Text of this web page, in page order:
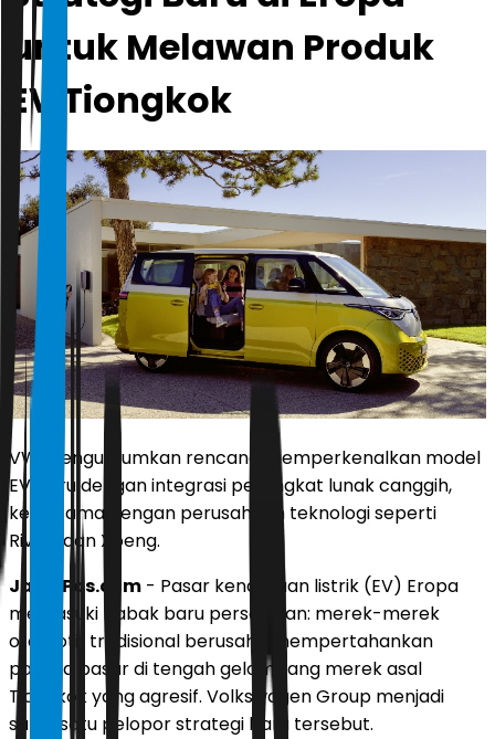
untuk Melawan Produk
EV Tiongkok
VW mengumumkan rencana memperkenalkan model
EV baru dengan integrasi perangkat lunak canggih,
kerja sama dengan perusahaan teknologi seperti
Rivian dan Xpeng.
JawaPos.com - Pasar kendaraan listrik (EV) Eropa
memasuki babak baru persaingan: merek-merek
otomotif tradisional berusaha mempertahankan
pangsa pasar di tengah gelombang merek asal
Tiongkok yang agresif. Volkswagen Group menjadi
salah satu pelopor strategi baru tersebut.